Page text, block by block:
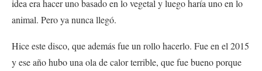
idea era hacer uno basado en lo vegetal y luego haría uno en lo
animal. Pero ya nunca llegó.
Hice este disco, que además fue un rollo hacerlo. Fue en el 2015
y ese año hubo una ola de calor terrible, que fue bueno porque